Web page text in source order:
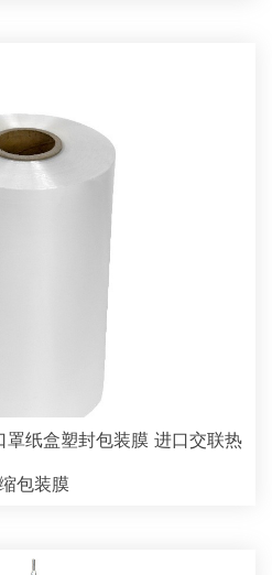
罩纸盒塑封包装膜 进口交联热
包装膜